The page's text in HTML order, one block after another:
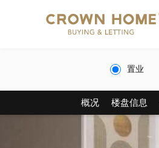
置业
概况 楼盘信息